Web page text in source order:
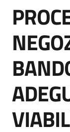
strumenti
di
Supporto
Piattaforme
telematiche
Salta al